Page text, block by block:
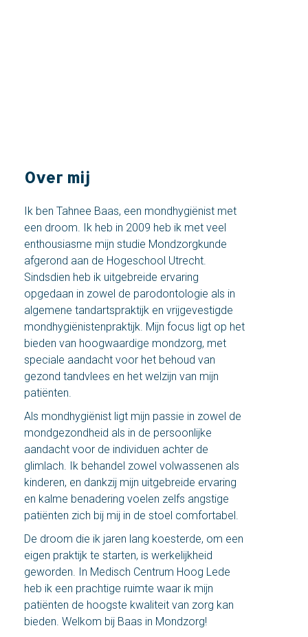
Over mij
Ik ben Tahnee Baas, een mondhygiënist met
een droom. Ik heb in 2009 heb ik met veel
enthousiasme mijn studie Mondzorgkunde
afgerond aan de Hogeschool Utrecht.
Sindsdien heb ik uitgebreide ervaring
opgedaan in zowel de parodontologie als in
algemene tandartspraktijk en vrijgevestigde
mondhygiënistenpraktijk. Mijn focus ligt op het
bieden van hoogwaardige mondzorg, met
speciale aandacht voor het behoud van
gezond tandvlees en het welzijn van mijn
patiënten.
Als mondhygiënist ligt mijn passie in zowel de
mondgezondheid als in de persoonlijke
aandacht voor de individuen achter de
glimlach. Ik behandel zowel volwassenen als
kinderen, en dankzij mijn uitgebreide ervaring
en kalme benadering voelen zelfs angstige
patiënten zich bij mij in de stoel comfortabel.
De droom die ik jaren lang koesterde, om een
eigen praktijk te starten, is werkelijkheid
geworden. In Medisch Centrum Hoog Lede
heb ik een prachtige ruimte waar ik mijn
patiënten de hoogste kwaliteit van zorg kan
bieden. Welkom bij Baas in Mondzorg!